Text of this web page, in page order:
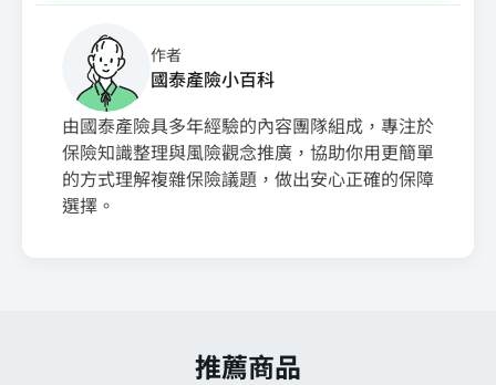
作者
國泰產險小百科
由國泰產險具多年經驗的內容團隊組成，專注於
保險知識整理與風險觀念推廣，協助你用更簡單
的方式理解複雜保險議題，做出安心正確的保障
選擇。
推薦商品